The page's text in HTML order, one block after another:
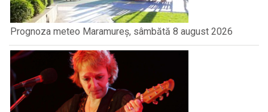
Prognoza meteo Maramureș, sâmbătă 8 august 2026